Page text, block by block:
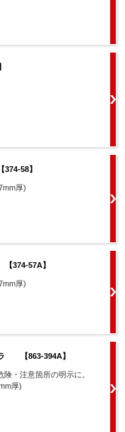
58】
厚)
374-57A】
厚)
【863-394A】
・注意箇所の明示に。
厚)